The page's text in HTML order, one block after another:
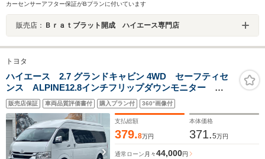
カーセンサーアフター保証がBプランに付いています
販売店： Ｂｒａｔブラット開成 ハイエース専門店
トヨタ
ハイエース 2.7 グランドキャビン 4WD セーフティセ
ンス ALPINE12.8インチフリップダウンモニター
ALPINE11インチメモリナビ パノラミックビューモニタ
ー 片側パワースライドドア LEDオートライト オー
トハイビーム ETC
販売店保証 車両品質評価書付 購入プラン付 360°画像付
支払総額
379.8万円
本体価格
371.5万円
通常ローン 月々44,000円